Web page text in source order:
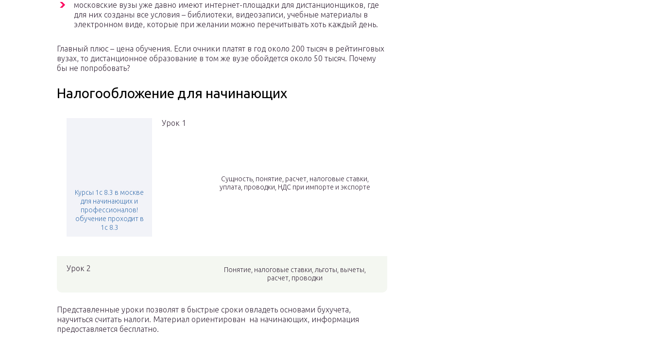
московские вузы уже давно имеют интернет-площадки для дистанционщиков, где
для них созданы все условия – библиотеки, видеозаписи, учебные материалы в
электронном виде, которые при желании можно перечитывать хоть каждый день.
Главный плюс – цена обучения. Если очники платят в год около 200 тысяч в рейтинговых
вузах, то дистанционное образование в том же вузе обойдется около 50 тысяч. Почему
бы не попробовать?
Налогообложение для начинающих
Курсы 1с 8.3 в москве
для начинающих и
профессионалов!
обучение проходит в
1с 8.3
Урок 1
Сущность, понятие, расчет, налоговые ставки,
уплата, проводки, НДС при импорте и экспорте
Урок 2
Понятие, налоговые ставки, льготы, вычеты,
расчет, проводки
Представленные уроки позволят в быстрые сроки овладеть основами бухучета,
научиться считать налоги. Материал ориентирован на начинающих, информация
предоставляется бесплатно.